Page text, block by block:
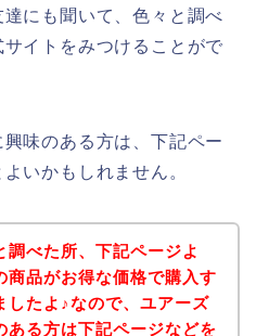
にも聞いて、色々と調べ
イトをみつけることがで
味のある方は、下記ペー
いかもしれません。
調べた所、下記ページよ
商品がお得な価格で購入す
したよ♪なので、ユアーズ
ある方は下記ページなどを